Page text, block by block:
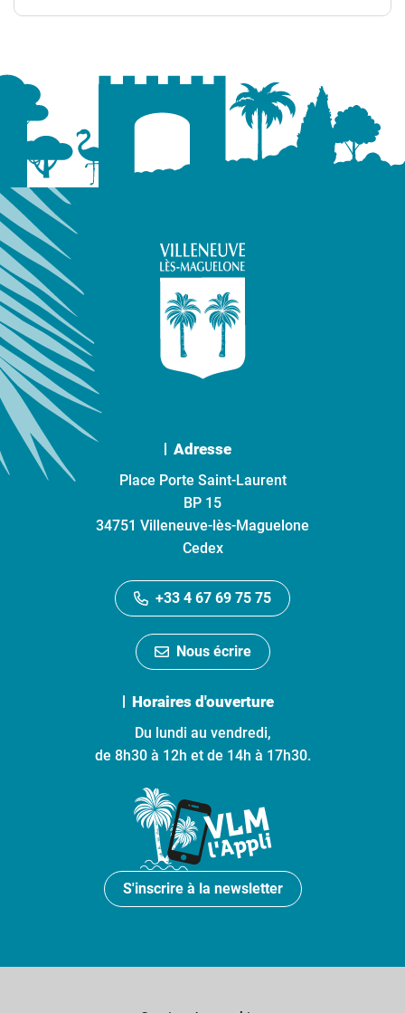
Adresse
Place Porte Saint-Laurent
BP 15
34751 Villeneuve-lès-Maguelone
Cedex
+33 4 67 69 75 75
Nous écrire
Horaires d'ouverture
Du lundi au vendredi,
de 8h30 à 12h et de 14h à 17h30.
S'inscrire à la newsletter